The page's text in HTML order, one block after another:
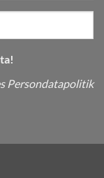
Persondatapolitik